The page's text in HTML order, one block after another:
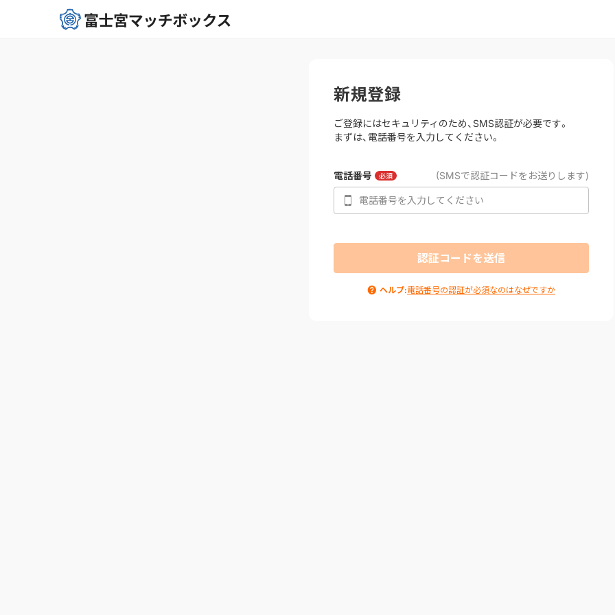
新規登録
ご登録にはセキュリティのため、SMS認証が必要です。
まずは、電話番号を入力してください。
電話番号 必須 (SMSで認証コードをお送りします)
認証コードを送信
ヘルプ:電話番号の認証が必須なのはなぜですか